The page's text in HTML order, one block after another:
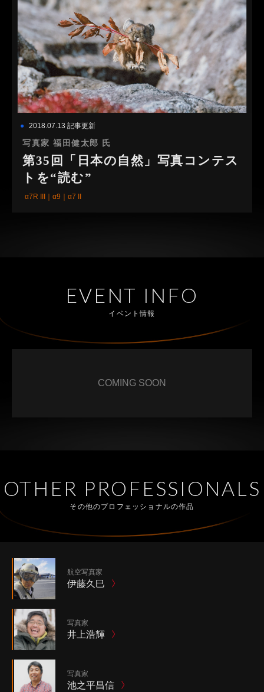
2018.07.13 記事更新
写真家 福田健太郎 氏
第35回「日本の自然」写真コンテス
トを“読む”
α7R III｜α9｜α7 II
EVENT INFO
イベント情報
COMING SOON
OTHER PROFESSIONALS
その他のプロフェッショナルの作品
航空写真家
伊藤久巳
写真家
井上浩輝
写真家
池之平昌信